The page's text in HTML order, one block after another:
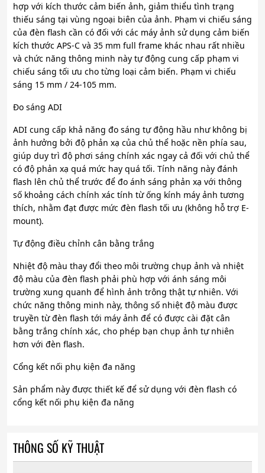
hợp với kích thước cảm biến ảnh, giảm thiểu tình trạng
thiếu sáng tại vùng ngoại biên của ảnh. Phạm vi chiếu sáng
của đèn flash cần có đối với các máy ảnh sử dụng cảm biến
kích thước APS-C và 35 mm full frame khác nhau rất nhiều
và chức năng thông minh này tự động cung cấp phạm vi
chiếu sáng tối ưu cho từng loại cảm biến. Phạm vi chiếu
sáng 15 mm / 24-105 mm.
Đo sáng ADI
ADI cung cấp khả năng đo sáng tự động hầu như không bị
ảnh hưởng bởi độ phản xạ của chủ thể hoặc nền phía sau,
giúp duy trì độ phơi sáng chính xác ngay cả đối với chủ thể
có độ phản xạ quá mức hay quá tối. Tính năng này đánh
flash lên chủ thể trước để đo ánh sáng phản xạ với thông
số khoảng cách chính xác tính từ ống kính máy ảnh tương
thích, nhằm đạt được mức đèn flash tối ưu (không hỗ trợ E-
mount).
Tự động điều chỉnh cân bằng trắng
Nhiệt độ màu thay đổi theo môi trường chụp ảnh và nhiệt
độ màu của đèn flash phải phù hợp với ánh sáng môi
trường xung quanh để hình ảnh trông thật tự nhiên. Với
chức năng thông minh này, thông số nhiệt độ màu được
truyền từ đèn flash tới máy ảnh để có được cài đặt cân
bằng trắng chính xác, cho phép bạn chụp ảnh tự nhiên
hơn với đèn flash.
Cổng kết nối phụ kiện đa năng
Sản phẩm này được thiết kế để sử dụng với đèn flash có
cổng kết nối phụ kiện đa năng
THÔNG SỐ KỸ THUẬT